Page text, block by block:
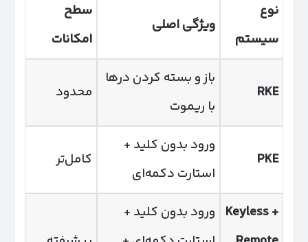
نوع
سیستم
ویژگی اصلی
سطح
امکانات
RKE
باز و بسته کردن درها
با ریموت
محدود
PKE
ورود بدون کلید +
استارت دکمه‌ای
کامل‌تر
Keyless + ورود بدون کلید +